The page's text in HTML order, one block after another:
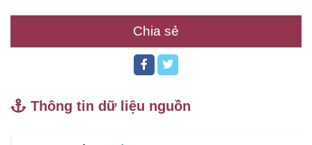
Chia sẻ
Thông tin dữ liệu nguồn